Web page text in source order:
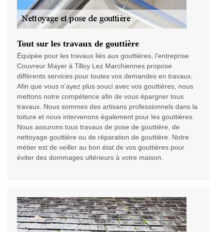
Tout sur les travaux de gouttière
Équipée pour les travaux liés aux gouttières, l’entreprise
Couvreur Mayer à Tilloy Lez Marchiennes propose
différents services pour toutes vos demandes en travaux.
Afin que vous n’ayez plus souci avec vos gouttières, nous
mettons notre compétence afin de vous épargner tous
travaux. Nous sommes des artisans professionnels dans la
toiture et nous intervenons également pour les gouttières.
Nous assurons tous travaux de pose de gouttière, de
nettoyage gouttière ou de réparation de gouttière. Notre
métier est de veiller au bon état de vos gouttières pour
éviter des dommages ultérieurs à votre maison.